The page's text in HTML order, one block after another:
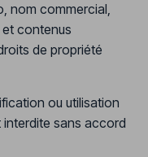
nom commercial,
contenus
de propriété
ou utilisation
sans accord